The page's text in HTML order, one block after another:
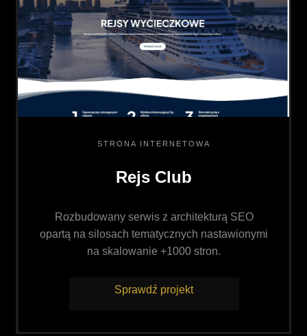
STRONA INTERNETOWA
Rejs Club
Rozbudowany serwis z architekturą SEO
opartą na silosach tematycznych nastawionymi
na skalowanie +1000 stron.
Sprawdź projekt